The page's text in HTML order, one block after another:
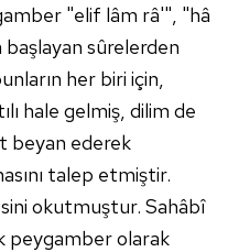
"elif lâm râ'", "hâ
sûrelerden
her biri için,
hale gelmiş, dilim de
beyan ederek
talep etmiştir.
okutmuştur. Sahâbî
peygamber olarak